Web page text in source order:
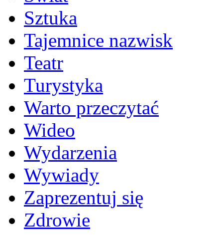
Sztuka
Tajemnice nazwisk
Teatr
Turystyka
Warto przeczytać
Wideo
Wydarzenia
Wywiady
Zaprezentuj się
Zdrowie